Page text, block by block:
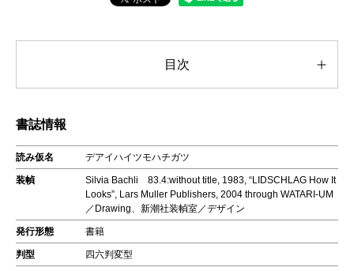
目次
書誌情報
読み仮名 デアイハイツモハチガツ
装幀
Silvia Bachli 83.4:without title, 1983, “LIDSCHLAG How It
Looks”, Lars Muller Publishers, 2004 through WATARI-UM
／Drawing、新潮社装幀室／デザイン
発行形態 書籍
判型 四六判変型